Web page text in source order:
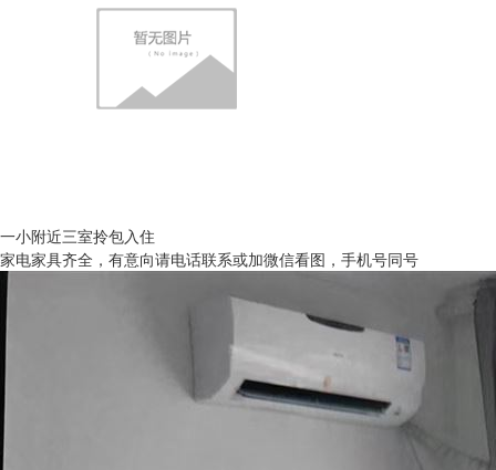
一小附近三室拎包入住
家电家具齐全，有意向请电话联系或加微信看图，手机号同号